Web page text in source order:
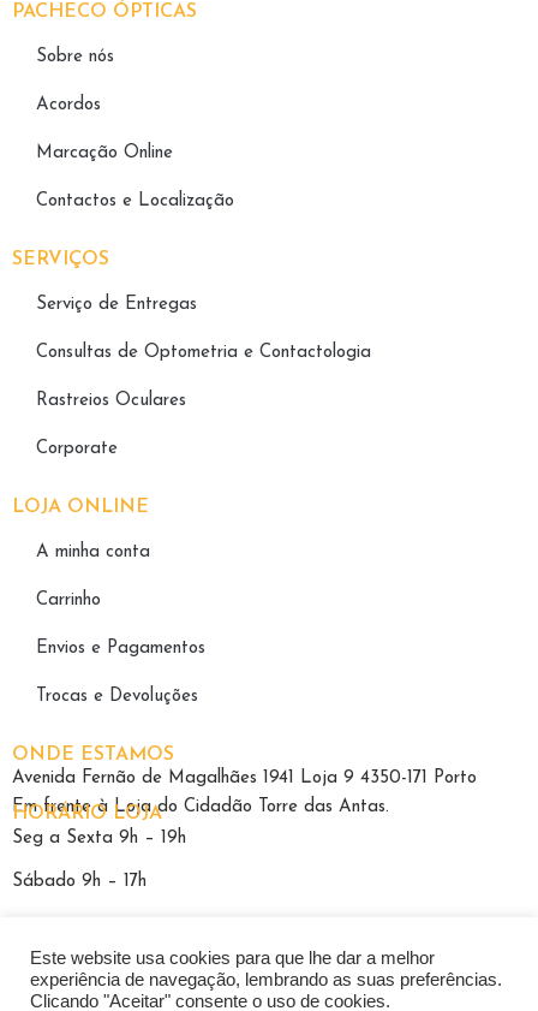
PACHECO ÓPTICAS
Sobre nós
Acordos
Marcação Online
Contactos e Localização
SERVIÇOS
Serviço de Entregas
Consultas de Optometria e Contactologia​
Rastreios Oculares
Corporate
LOJA ONLINE
A minha conta
Carrinho
Envios e Pagamentos
Trocas e Devoluções
ONDE ESTAMOS
Avenida Fernão de Magalhães 1941 Loja 9 4350-171 Porto
Em frente à Loja do Cidadão Torre das Antas.
HORÁRIO LOJA
Seg a Sexta 9h – 19h
Sábado 9h – 17h
Este website usa cookies para que lhe dar a melhor
experiência de navegação, lembrando as suas preferências.
Clicando "Aceitar" consente o uso de cookies.